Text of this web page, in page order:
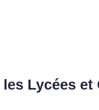
Lycées